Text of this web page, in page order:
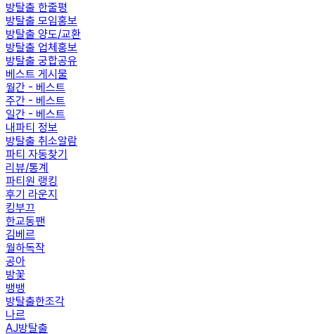
방탈출 한줄평
방탈출 모임홍보
방탈출 양도/교환
방탈출 업체홍보
방탈출 궁합공유
베스트 게시물
월간 - 베스트
주간 - 베스트
일간 - 베스트
내파티 정보
방탈출 취소알람
파티 자동찾기
리뷰/통계
파티원 랭킹
후기 라운지
킹부끄
한교동팬
김베르
월하독작
공아
방꽃
뱅뱅
방탈출한조각
나르
AJ방탈출